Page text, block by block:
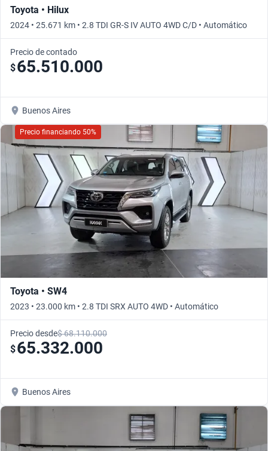
Toyota • Hilux
2024 • 25.671 km • 2.8 TDI GR-S IV AUTO 4WD C/D • Automático
Precio de contado
$65.510.000
Buenos Aires
Precio financiando 50%
Toyota • SW4
2023 • 23.000 km • 2.8 TDI SRX AUTO 4WD • Automático
Precio desde$ 68.110.000
$65.332.000
Buenos Aires